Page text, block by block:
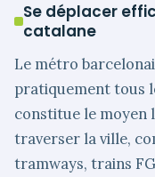
Se déplacer
catalane
Le métro
pratiquement tous
constitue le moyen
traverser la ville,
tramways, trains